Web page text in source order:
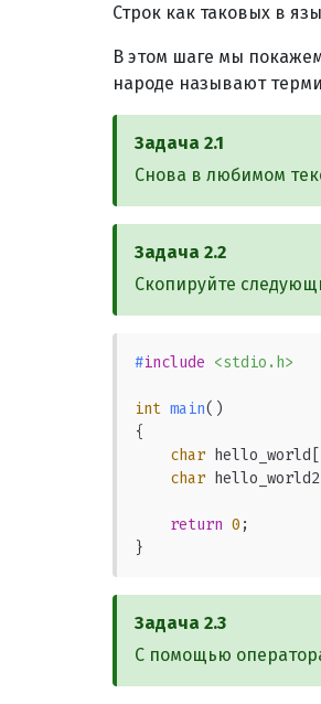
Строк как таковых в
В этом шаге мы
народе называют
Задача 2.1
Снова в любимом
Задача 2.2
Скопируйте
#include <stdio.h>
int main()
{
char
char
return 0 ;
}
Задача 2.3
С помощью